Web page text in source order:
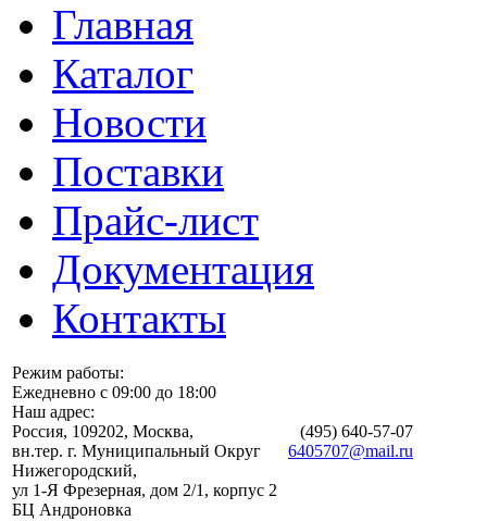
Главная
Каталог
Новости
Поставки
Прайс-лист
Документация
Контакты
Режим работы:
Ежедневно с 09:00 до 18:00
Наш адрес:
Россия, 109202, Москва,
вн.тер. г. Муниципальный Округ
Нижегородский,
ул 1-Я Фрезерная, дом 2/1, корпус 2
БЦ Андроновка
(495) 640-57-07
6405707@mail.ru